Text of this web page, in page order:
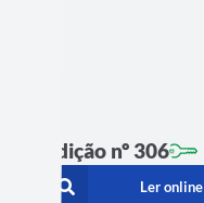
Edição nº 306
Ler online